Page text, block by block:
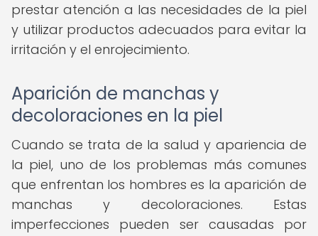
prestar atención a las necesidades de la piel
y utilizar productos adecuados para evitar la
irritación y el enrojecimiento.
Aparición de manchas y
decoloraciones en la piel
Cuando se trata de la salud y apariencia de
la piel, uno de los problemas más comunes
que enfrentan los hombres es la aparición de
manchas y decoloraciones. Estas
imperfecciones pueden ser causadas por